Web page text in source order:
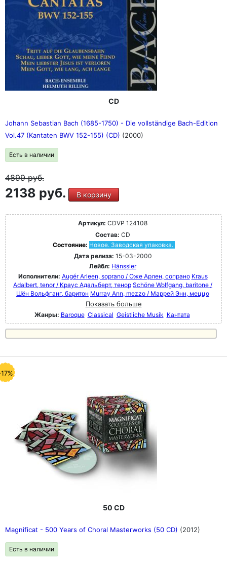
CD
Johann Sebastian Bach (1685-1750) - Die vollständige Bach-Edition
Vol.47 (Kantaten BWV 152-155) (CD) (2000)
Есть в наличии
4899руб.
2138 руб. В корзину
Артикул: CDVP 124108
Состав: CD
Состояние: Новое. Заводская упаковка.
Дата релиза: 15-03-2000
Лейбл: Hänssler
Исполнители: Augér Arleen, soprano / Оже Арлен, сопрано Kraus
Adalbert, tenor / Краус Адальберт, тенор Schöne Wolfgang, baritone /
Шён Вольфганг, баритон Murray Ann, mezzo / Маррей Энн, меццо
Показать больше
Жанры: Baroque Classical Geistliche Musik Кантата
50 CD
Magnificat - 500 Years of Choral Masterworks (50 CD) (2012)
Есть в наличии